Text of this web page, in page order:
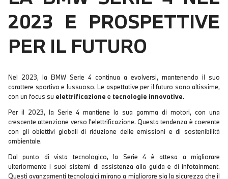
2023 E PROSPETTIVE
PER IL FUTURO
Nel 2023, la BMW Serie 4 continua a evolversi, mantenendo il suo
carattere sportivo e lussuoso. Le aspettative per il futuro sono altissime,
con un focus su elettrificazione e tecnologie innovative.
Per il 2023, la Serie 4 mantiene la sua gamma di motori, con una
crescente attenzione verso l'elettrificazione. Questa tendenza è coerente
con gli obiettivi globali di riduzione delle emissioni e di sostenibilità
ambientale.
Dal punto di vista tecnologico, la Serie 4 è attesa a migliorare
ulteriormente i suoi sistemi di assistenza alla guida e di infotainment.
Questi avanzamenti tecnologici mirano a migliorare sia la sicurezza che il